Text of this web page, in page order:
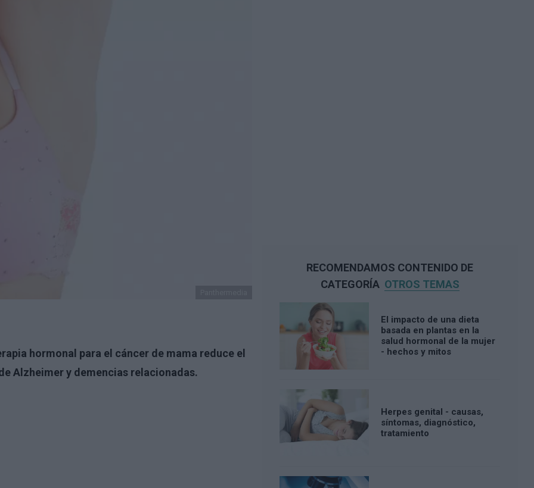
hormonal para el cáncer de mama reduce el
Alzheimer y demencias relacionadas.
RECOMENDAMOS CONTENIDO DE
CATEGORÍA OTROS TEMAS
El impacto de una dieta
basada en plantas en la
salud hormonal de la mujer
- hechos y mitos
Herpes genital - causas,
síntomas, diagnóstico,
tratamiento